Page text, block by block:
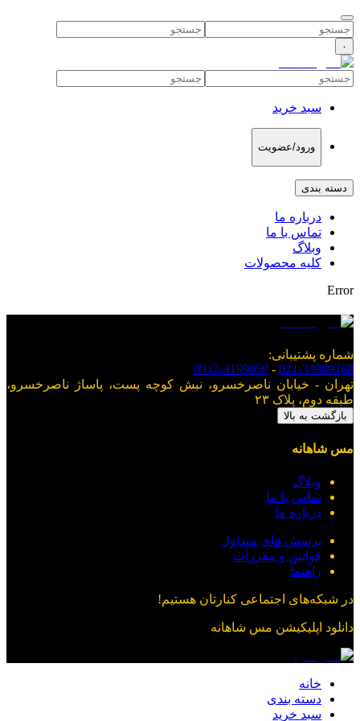
۰
سبد خرید
ورود/عضویت
دسته بندی
درباره ما
تماس با ما
وبلاگ
کلیه محصولات
Error
شماره پشتیبانی:
021-33989268
-
0912-4199059
تهران - خیابان ناصرخسرو، نبش کوچه پست، پاساژ ناصرخسرو،
طبقه دوم، پلاک ۲۳
بازگشت به بالا
مس شاهانه
وبلاگ
تماس با ما
درباره ما
پرسش های متداول
قوانین و مقررات
راهنما
در شبکه‌های اجتماعی کنارتان هستیم!
دانلود اپلیکیشن مس شاهانه
خانه
دسته بندی
سبد خرید